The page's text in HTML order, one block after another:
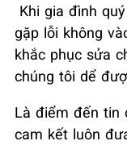
Khi gia đình
gặp lỗi không
khắc phục sửa
chúng tôi dể
Là điểm đến tin
cam kết luôn